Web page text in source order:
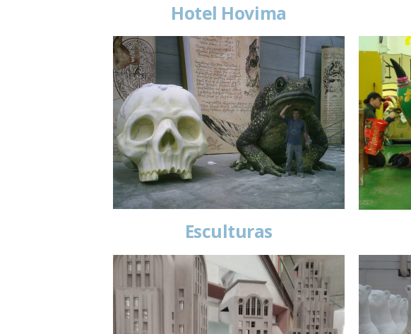
Hotel Hovima
Esculturas